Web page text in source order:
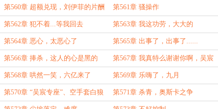
第560章 超额兑现，刘伊菲的片酬 第561章 骚操作
第562章 犯不着...等我回去 第563章 我这功劳，大大的
第564章 恶心，太恶心了 第565章 出事了，出事了......
第566章 捧杀，这人的心是黑的 第567章 我真特么谢谢你啊，吴宸
第568章 哄然一笑，六亿来了 第569章 乐嗨了，九月
第570章 “吴宸专座”、空手套白狼 第571章 杀青，奥斯卡之争